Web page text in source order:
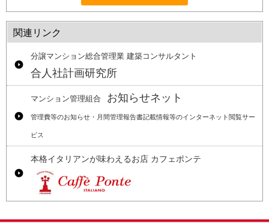
関連リンク
分譲マンション総合管理業 建築コンサルタント
合人社計画研究所
マンション管理組合 お知らせネット
管理費等のお知らせ・月間管理報告書記載情報等のインターネット閲覧サー
ビス
本格イタリアンが味わえるお店 カフェポンテ